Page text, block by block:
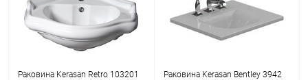
Раковина Kerasan Retro 103201
Раковина Kerasan Bentley 3942